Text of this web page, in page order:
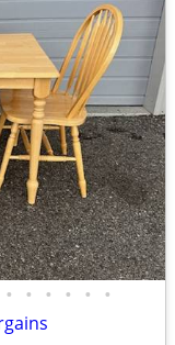
• • • • • •